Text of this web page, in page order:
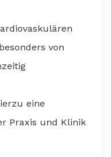
von
eine
Praxis und Klinik